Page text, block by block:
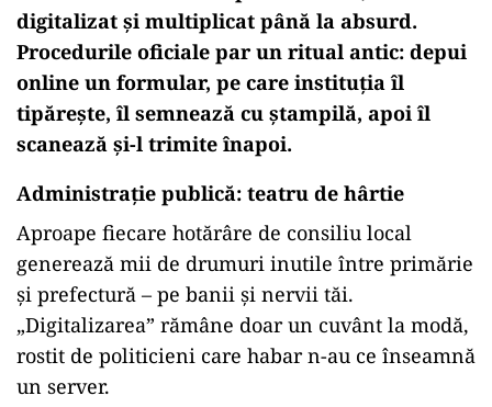
digitalizat și multiplicat până la absurd.
Procedurile oficiale par un ritual antic: depui
online un formular, pe care instituția îl
tipărește, îl semnează cu ștampilă, apoi îl
scanează și-l trimite înapoi.
Administrație publică: teatru de hârtie
Aproape fiecare hotărâre de consiliu local
generează mii de drumuri inutile între primărie
și prefectură – pe banii și nervii tăi.
„Digitalizarea” rămâne doar un cuvânt la modă,
rostit de politicieni care habar n-au ce înseamnă
un server.